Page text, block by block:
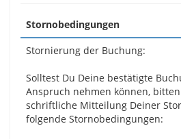
Stornobedingungen
Stornierung der Buchung:
Solltest Du Deine bestätigte
Anspruch nehmen können,
schriftliche Mitteilung Deiner
folgende Stornobedingungen: